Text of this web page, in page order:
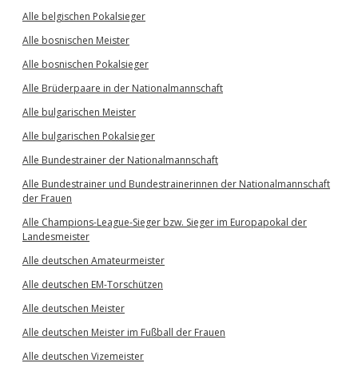
Alle belgischen Pokalsieger
Alle bosnischen Meister
Alle bosnischen Pokalsieger
Alle Brüderpaare in der Nationalmannschaft
Alle bulgarischen Meister
Alle bulgarischen Pokalsieger
Alle Bundestrainer der Nationalmannschaft
Alle Bundestrainer und Bundestrainerinnen der Nationalmannschaft
der Frauen
Alle Champions-League-Sieger bzw. Sieger im Europapokal der
Landesmeister
Alle deutschen Amateurmeister
Alle deutschen EM-Torschützen
Alle deutschen Meister
Alle deutschen Meister im Fußball der Frauen
Alle deutschen Vizemeister